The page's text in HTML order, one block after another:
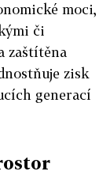
moci,
či
zaštítěna
zisk
generací